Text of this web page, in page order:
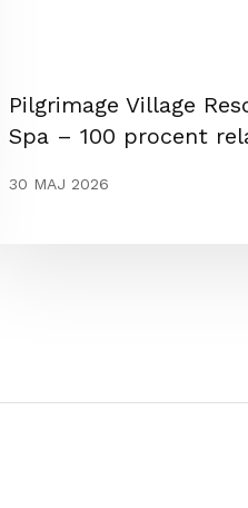
Pilgrimage Village
Spa – 100 procent
30 MAJ 2026